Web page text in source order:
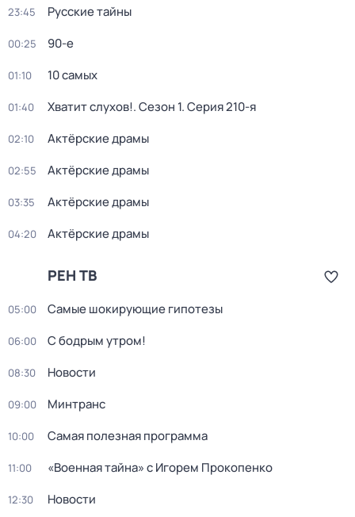
23:45 Русские тайны
00:25 90-е
01:10 10 самых
01:40 Хватит слухов!. Сезон 1. Серия 210-я
02:10 Актёрские драмы
02:55 Актёрские драмы
03:35 Актёрские драмы
04:20 Актёрские драмы
РЕН ТВ
05:00 Самые шoкиpующие гипотезы
06:00 С бодрым утром!
08:30 Новости
09:00 Минтранс
10:00 Самая полезная программа
11:00 «Военная тайна» с Игорем Прокопенко
12:30 Новости